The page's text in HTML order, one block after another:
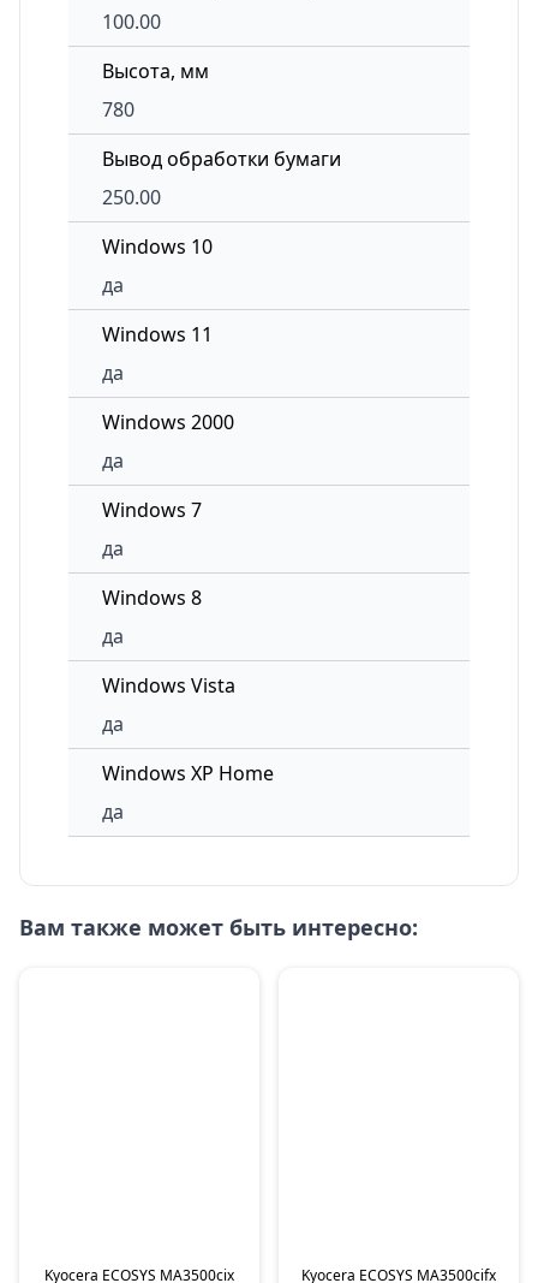
100.00
Высота, мм
780
Вывод обработки бумаги
250.00
Windows 10
да
Windows 11
да
Windows 2000
да
Windows 7
да
Windows 8
да
Windows Vista
да
Windows XP Home
да
Вам также может быть интересно:
Kyocera ECOSYS MA3500cix Kyocera ECOSYS MA3500cifx